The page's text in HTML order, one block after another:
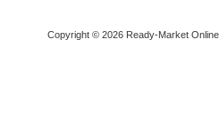
Copyright © 2026 Ready-Market